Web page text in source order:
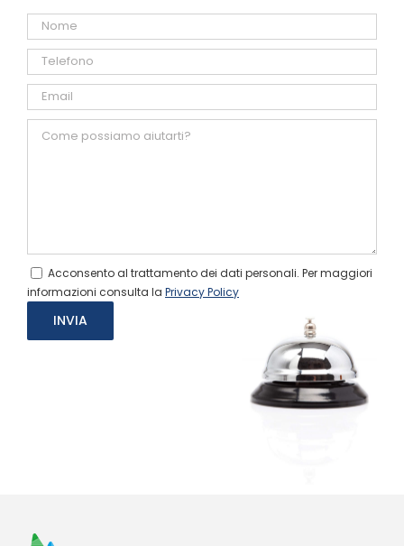
Acconsento al trattamento dei dati personali. Per maggiori
informazioni consulta la Privacy Policy